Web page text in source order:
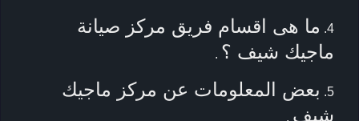
ما هى اقسام فريق مركز صيانة
ماجيك شيف ؟ .
بعض المعلومات عن مركز ماجيك
شيف .